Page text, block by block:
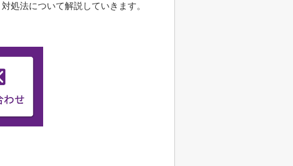
処法について解説していきます。